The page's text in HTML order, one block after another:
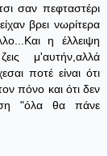
σαν πεφταστέρι
βρει νωρίτερα
η έλλειψη
μ'αυτήν,αλλά
ποτέ είναι ότι
πόνο και ότι δεν
"όλα θα πάνε